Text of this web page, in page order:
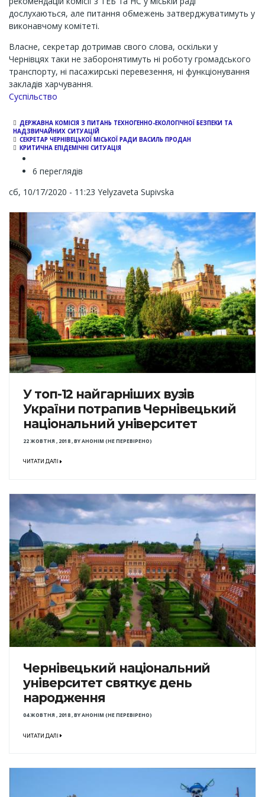
дослухаються, але питання обмежень затверджуватимуть у
виконавчому комітеті.
Власне, секретар дотримав свого слова, оскільки у
Чернівцях таки не заборонятимуть ні роботу громадського
транспорту, ні пасажирські перевезення, ні функціонування
закладів харчування.
Суспільство
ДЕРЖАВНА КОМІСІЯ З ПИТАНЬ ТЕХНОГЕННО-ЕКОЛОГІЧНОЇ БЕЗПЕКИ ТА
НАДЗВИЧАЙНИХ СИТУАЦІЙ
СЕКРЕТАР ЧЕРНІВЕЦЬКОЇ МІСЬКОЇ РАДИ ВАСИЛЬ ПРОДАН
КРИТИЧНА ЕПІДЕМІЧНІ СИТУАЦІЯ
6 переглядів
сб, 10/17/2020 - 11:23 Yelyzaveta Supivska
У топ-12 найгарніших вузів
України потрапив Чернівецький
національний університет
22 ЖОВТНЯ , 2018,BYАНОНІМ (НЕ ПЕРЕВІРЕНО)
ЧИТАТИ ДАЛІ
Чернівецький національний
університет святкує день
народження
04 ЖОВТНЯ , 2018,BYАНОНІМ (НЕ ПЕРЕВІРЕНО)
ЧИТАТИ ДАЛІ